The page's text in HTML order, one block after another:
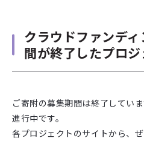
クラウドファンデ
間が終了したプロジ
ご寄附の募集期間は終了してい
進行中です。
各プロジェクトのサイトから、ぜ